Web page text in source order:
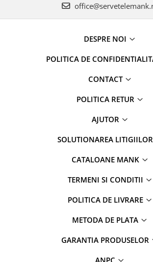
DESPRE NOI
POLITICA DE
CONTACT
POLITICA RETUR
AJUTOR
SOLUTIONAREA LITIGIILOR
CATALOANE MANK
TERMENI SI CONDITII
POLITICA DE LIVRARE
METODA DE PLATA
GARANTIA PRODUSELOR
ANPC